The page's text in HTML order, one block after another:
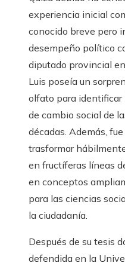
experiencia inicial
conocido breve pero
desempeño político
diputado provincial
Luis poseía un
olfato para identificar
de cambio social de
décadas. Además,
trasformar
en fructíferas líneas
en conceptos
para las ciencias
la ciudadanía.
Después de su tesis
defendida en la